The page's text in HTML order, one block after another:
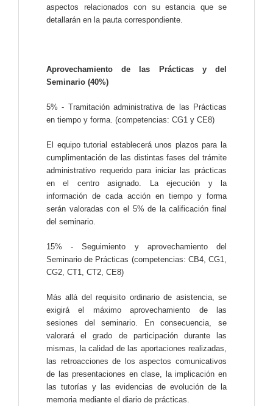
aspectos relacionados con su estancia que se
detallarán en la pauta correspondiente.
Aprovechamiento de las Prácticas y del
Seminario (40%)
5% - Tramitación administrativa de las Prácticas
en tiempo y forma. (competencias: CG1 y CE8)
El equipo tutorial establecerá unos plazos para la
cumplimentación de las distintas fases del trámite
administrativo requerido para iniciar las prácticas
en el centro asignado. La ejecución y la
información de cada acción en tiempo y forma
serán valoradas con el 5% de la calificación final
del seminario.
15% - Seguimiento y aprovechamiento del
Seminario de Prácticas (competencias: CB4, CG1,
CG2, CT1, CT2, CE8)
Más allá del requisito ordinario de asistencia, se
exigirá el máximo aprovechamiento de las
sesiones del seminario. En consecuencia, se
valorará el grado de participación durante las
mismas, la calidad de las aportaciones realizadas,
las retroacciones de los aspectos comunicativos
de las presentaciones en clase, la implicación en
las tutorías y las evidencias de evolución de la
memoria mediante el diario de prácticas.